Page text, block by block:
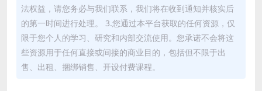
法权益，请您务必与我们联系，我们将在收到通知并核实后
的第一时间进行处理。 3.您通过本平台获取的任何资源，仅
限于您个人的学习、研究和内部交流使用。您承诺不会将这
些资源用于任何直接或间接的商业目的，包括但不限于出
售、出租、捆绑销售、开设付费课程。